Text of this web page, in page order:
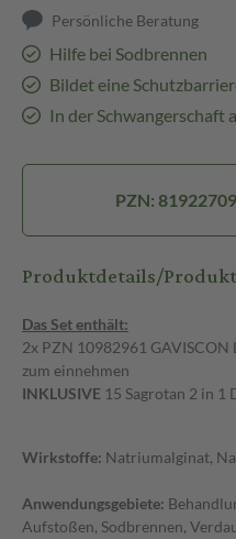
Persönliche Beratung
Hilfe bei Sodbrennen
Bildet eine
In der Schwangerschaft
PZN: 81922709
Produktdetails/
Das Set enthält:
2x PZN 10982961 GAVISCON
zum einnehmen
INKLUSIVE 15 Sagrotan 2 in
Wirkstoffe: Natriumalginat,
Anwendungsgebiete:
Aufstoßen, Sodbrennen,